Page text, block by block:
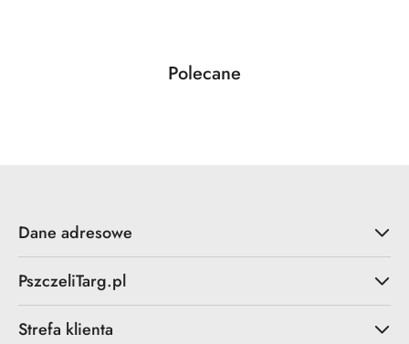
Pomiń karuzelę produktów
Produkty
Polecane
Dane adresowe
PszczeliTarg.pl
Strefa klienta